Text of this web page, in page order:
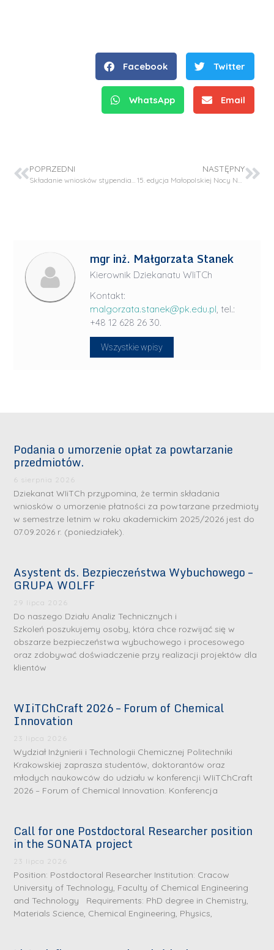
Facebook Twitter
WhatsApp Email
POPRZEDNI
Składanie wniosków stypendialnych
NASTĘPNY
15. edycja Małopolskiej Nocy Naukowców (24 września 2021)
mgr inż. Małgorzata Stanek
Kierownik Dziekanatu WIiTCh
Kontakt:
malgorzata.stanek@pk.edu.pl, tel.:
+48 12 628 26 30.
Wszystkie wpisy
Podania o umorzenie opłat za powtarzanie
przedmiotów.
6 sierpnia 2026
Dziekanat WIiTCh przypomina, że termin składania
wniosków o umorzenie płatności za powtarzane przedmioty
w semestrze letnim w roku akademickim 2025/2026 jest do
07.09.2026 r. (poniedziałek).
Asystent ds. Bezpieczeństwa Wybuchowego –
GRUPA WOLFF
29 lipca 2026
Do naszego Działu Analiz Technicznych i
Szkoleń poszukujemy osoby, która chce rozwijać się w
obszarze bezpieczeństwa wybuchowego i procesowego
oraz zdobywać doświadczenie przy realizacji projektów dla
klientów
WIiTChCraft 2026 – Forum of Chemical
Innovation
23 lipca 2026
Wydział Inżynierii i Technologii Chemicznej Politechniki
Krakowskiej zaprasza studentów, doktorantów oraz
młodych naukowców do udziału w konferencji WIiTChCraft
2026 – Forum of Chemical Innovation. Konferencja
Call for one Postdoctoral Researcher position
in the SONATA project
23 lipca 2026
Position: Postdoctoral Researcher Institution: Cracow
University of Technology, Faculty of Chemical Engineering
and Technology Requirements: PhD degree in Chemistry,
Materials Science, Chemical Engineering, Physics,